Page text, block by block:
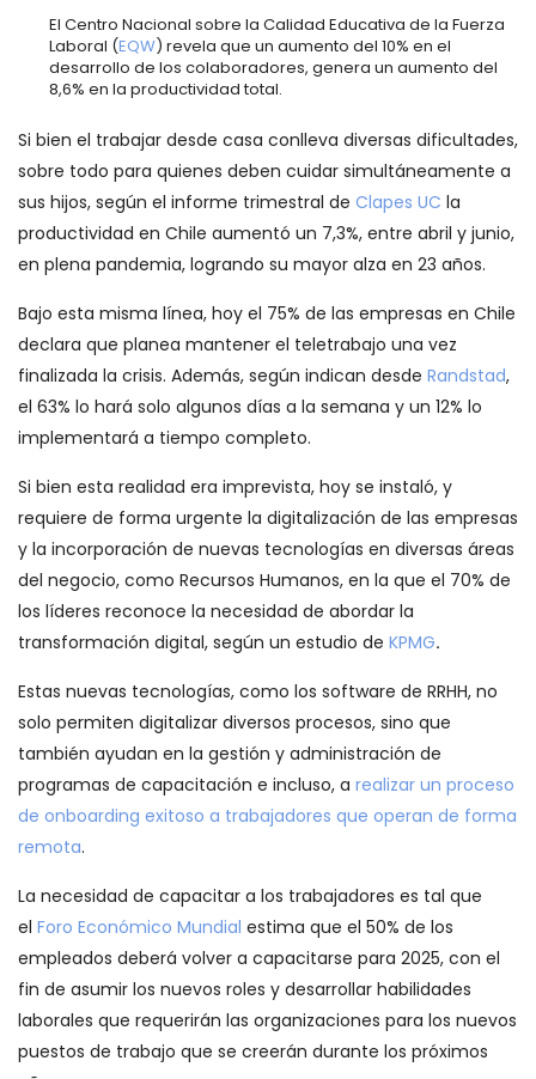
El Centro Nacional sobre la Calidad Educativa de la Fuerza
Laboral (EQW) revela que un aumento del 10% en el
desarrollo de los colaboradores, genera un aumento del
8,6% en la productividad total.
Si bien el trabajar desde casa conlleva diversas dificultades,
sobre todo para quienes deben cuidar simultáneamente a
sus hijos, según el informe trimestral de Clapes UC la
productividad en Chile aumentó un 7,3%, entre abril y junio,
en plena pandemia, logrando su mayor alza en 23 años.
Bajo esta misma línea, hoy el 75% de las empresas en Chile
declara que planea mantener el teletrabajo una vez
finalizada la crisis. Además, según indican desde Randstad,
el 63% lo hará solo algunos días a la semana y un 12% lo
implementará a tiempo completo.
Si bien esta realidad era imprevista, hoy se instaló, y
requiere de forma urgente la digitalización de las empresas
y la incorporación de nuevas tecnologías en diversas áreas
del negocio, como Recursos Humanos, en la que el 70% de
los líderes reconoce la necesidad de abordar la
transformación digital, según un estudio de KPMG.
Estas nuevas tecnologías, como los software de RRHH, no
solo permiten digitalizar diversos procesos, sino que
también ayudan en la gestión y administración de
programas de capacitación e incluso, a realizar un proceso
de onboarding exitoso a trabajadores que operan de forma
remota.
La necesidad de capacitar a los trabajadores es tal que
el Foro Económico Mundial estima que el 50% de los
empleados deberá volver a capacitarse para 2025, con el
fin de asumir los nuevos roles y desarrollar habilidades
laborales que requerirán las organizaciones para los nuevos
puestos de trabajo que se creerán durante los próximos